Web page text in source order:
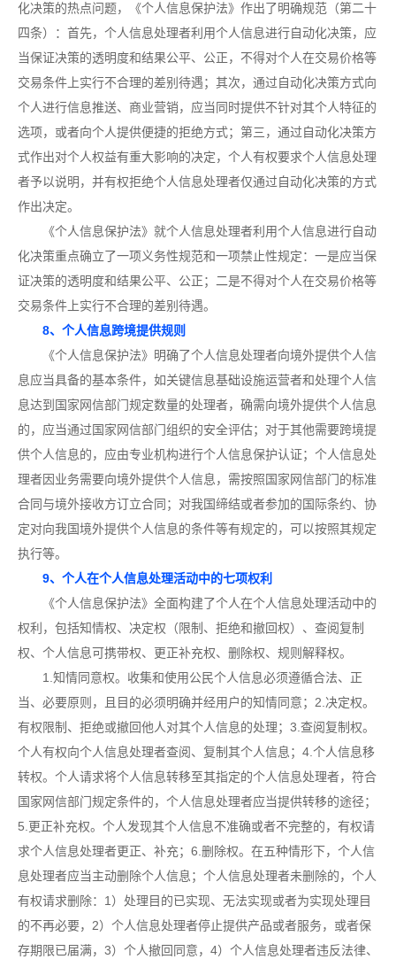
化决策的热点问题，《个人信息保护法》作出了明确规范（第二十
四条）：首先，个人信息处理者利用个人信息进行自动化决策，应
当保证决策的透明度和结果公平、公正，不得对个人在交易价格等
交易条件上实行不合理的差别待遇；其次，通过自动化决策方式向
个人进行信息推送、商业营销，应当同时提供不针对其个人特征的
选项，或者向个人提供便捷的拒绝方式；第三，通过自动化决策方
式作出对个人权益有重大影响的决定，个人有权要求个人信息处理
者予以说明，并有权拒绝个人信息处理者仅通过自动化决策的方式
作出决定。
《个人信息保护法》就个人信息处理者利用个人信息进行自动
化决策重点确立了一项义务性规范和一项禁止性规定：一是应当保
证决策的透明度和结果公平、公正；二是不得对个人在交易价格等
交易条件上实行不合理的差别待遇。
8、个人信息跨境提供规则
《个人信息保护法》明确了个人信息处理者向境外提供个人信
息应当具备的基本条件，如关键信息基础设施运营者和处理个人信
息达到国家网信部门规定数量的处理者，确需向境外提供个人信息
的，应当通过国家网信部门组织的安全评估；对于其他需要跨境提
供个人信息的，应由专业机构进行个人信息保护认证；个人信息处
理者因业务需要向境外提供个人信息，需按照国家网信部门的标准
合同与境外接收方订立合同；对我国缔结或者参加的国际条约、协
定对向我国境外提供个人信息的条件等有规定的，可以按照其规定
执行等。
9、个人在个人信息处理活动中的七项权利
《个人信息保护法》全面构建了个人在个人信息处理活动中的
权利，包括知情权、决定权（限制、拒绝和撤回权）、查阅复制
权、个人信息可携带权、更正补充权、删除权、规则解释权。
1.知情同意权。收集和使用公民个人信息必须遵循合法、正
当、必要原则，且目的必须明确并经用户的知情同意；2.决定权。
有权限制、拒绝或撤回他人对其个人信息的处理；3.查阅复制权。
个人有权向个人信息处理者查阅、复制其个人信息；4.个人信息移
转权。个人请求将个人信息转移至其指定的个人信息处理者，符合
国家网信部门规定条件的，个人信息处理者应当提供转移的途径；
5.更正补充权。个人发现其个人信息不准确或者不完整的，有权请
求个人信息处理者更正、补充；6.删除权。在五种情形下，个人信
息处理者应当主动删除个人信息；个人信息处理者未删除的，个人
有权请求删除：1）处理目的已实现、无法实现或者为实现处理目
的不再必要，2）个人信息处理者停止提供产品或者服务，或者保
存期限已届满，3）个人撤回同意，4）个人信息处理者违反法律、